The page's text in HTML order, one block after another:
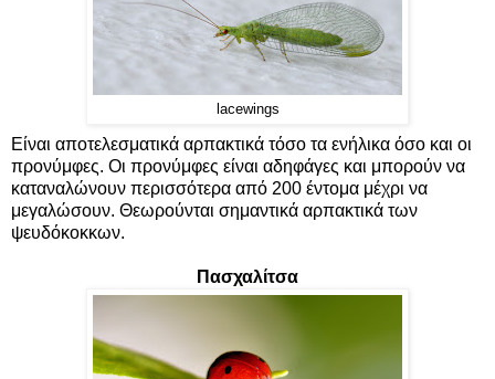
lacewings
Είναι αποτελεσματικά αρπακτικά τόσο τα ενήλικα όσο και οι
προνύμφες. Οι προνύμφες είναι αδηφάγες και μπορούν να
καταναλώνουν περισσότερα από 200 έντομα μέχρι να
μεγαλώσουν. Θεωρούνται σημαντικά αρπακτικά των
ψευδόκοκκων.
Πασχαλίτσα